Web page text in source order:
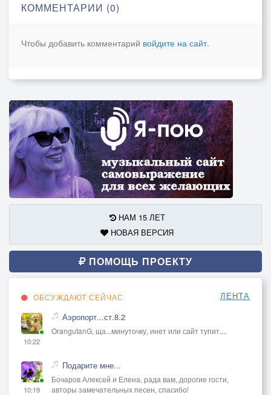
КОММЕНТАРИИ (0)
Чтобы добавить комментарий войдите на сайт.
НАМ 15 ЛЕТ
НОВАЯ ВЕРСИЯ
ПОМОЩЬ ПРОЕКТУ
ОБСУЖДАЮТ СЕЙЧАС ЛЕНТА
10:22
Аэропорт...ст.8.2
OrangutanG, ща...минуточку, инет или сайт тупит....
10:19
Подарите мне...
Бочаров Алексей и Елена, рада вам, дорогие гости,
авторы замечательных песен, спасибо!